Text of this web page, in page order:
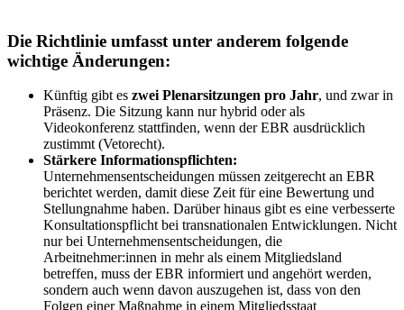
Die Richtlinie umfasst unter anderem folgende
wichtige Änderungen:
Künftig gibt es zwei Plenarsitzungen pro Jahr, und zwar in
Präsenz. Die Sitzung kann nur hybrid oder als
Videokonferenz stattfinden, wenn der EBR ausdrücklich
zustimmt (Vetorecht).
Stärkere Informationspflichten:
Unternehmensentscheidungen müssen zeitgerecht an EBR
berichtet werden, damit diese Zeit für eine Bewertung und
Stellungnahme haben. Darüber hinaus gibt es eine verbesserte
Konsultationspflicht bei transnationalen Entwicklungen. Nicht
nur bei Unternehmensentscheidungen, die
Arbeitnehmer:innen in mehr als einem Mitgliedsland
betreffen, muss der EBR informiert und angehört werden,
sondern auch wenn davon auszugehen ist, dass von den
Folgen einer Maßnahme in einem Mitgliedsstaat